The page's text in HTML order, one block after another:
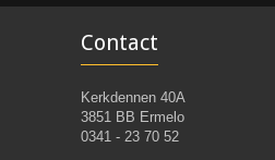
Contact
Kerkdennen 40A
3851 BB Ermelo
0341 - 23 70 52